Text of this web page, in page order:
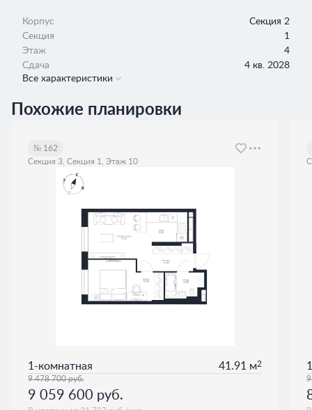
Корпус
Секция 2
Секция
1
Этаж
4
Сдача
4 кв. 2028
Все характеристики
Похожие планировки
№ 162
Секция 3, Секция 1, Этаж 10
1-комнатная 41.91 м2
9 478 700руб.
9 059 600 руб.